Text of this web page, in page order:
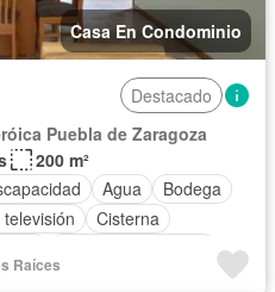
Casa En Condominio
Destacado
Puebla de Zaragoza
200 m²
Agua
Bodega
Cisterna
Estacionamiento
Raíces